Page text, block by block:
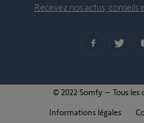
Recevez nos actus, conseils
© 2022 Somfy – Tous les
Informations légales